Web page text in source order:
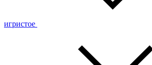
игристое